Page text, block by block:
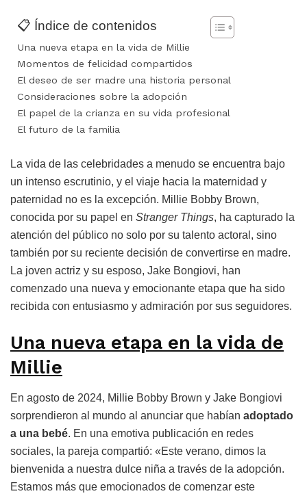
📋 Índice de contenidos
Una nueva etapa en la vida de Millie
Momentos de felicidad compartidos
El deseo de ser madre una historia personal
Consideraciones sobre la adopción
El papel de la crianza en su vida profesional
El futuro de la familia
La vida de las celebridades a menudo se encuentra bajo
un intenso escrutinio, y el viaje hacia la maternidad y
paternidad no es la excepción. Millie Bobby Brown,
conocida por su papel en Stranger Things, ha capturado la
atención del público no solo por su talento actoral, sino
también por su reciente decisión de convertirse en madre.
La joven actriz y su esposo, Jake Bongiovi, han
comenzado una nueva y emocionante etapa que ha sido
recibida con entusiasmo y admiración por sus seguidores.
Una nueva etapa en la vida de
Millie
En agosto de 2024, Millie Bobby Brown y Jake Bongiovi
sorprendieron al mundo al anunciar que habían adoptado
a una bebé. En una emotiva publicación en redes
sociales, la pareja compartió: «Este verano, dimos la
bienvenida a nuestra dulce niña a través de la adopción.
Estamos más que emocionados de comenzar este